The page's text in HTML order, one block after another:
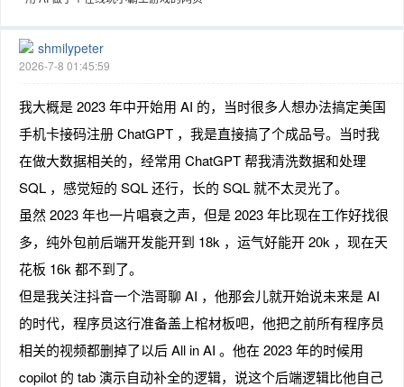
shmilypeter
2026-7-8 01:45:59
我大概是 2023 年中开始用 AI 的，当时很多人想办法搞定美国
手机卡接码注册 ChatGPT ，我是直接搞了个成品号。当时我
在做大数据相关的，经常用 ChatGPT 帮我清洗数据和处理
SQL ，感觉短的 SQL 还行，长的 SQL 就不太灵光了。
虽然 2023 年也一片唱衰之声，但是 2023 年比现在工作好找很
多，纯外包前后端开发能开到 18k ，运气好能开 20k ，现在天
花板 16k 都不到了。
但是我关注抖音一个浩哥聊 AI ，他那会儿就开始说未来是 AI
的时代，程序员这行准备盖上棺材板吧，他把之前所有程序员
相关的视频都删掉了以后 All in AI 。他在 2023 年的时候用
copilot 的 tab 演示自动补全的逻辑，说这个后端逻辑比他自己